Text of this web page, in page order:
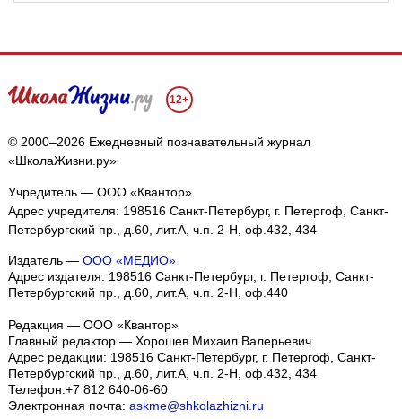
12+
© 2000–2026 Ежедневный познавательный журнал
«ШколаЖизни.ру»
Учредитель — ООО «Квантор»
Адрес учредителя: 198516 Санкт-Петербург, г. Петергоф, Санкт-
Петербургский пр., д.60, лит.А, ч.п. 2-Н, оф.432, 434
Издатель — ООО «МЕДИО»
Адрес издателя: 198516 Санкт-Петербург, г. Петергоф, Санкт-
Петербургский пр., д.60, лит.А, ч.п. 2-Н, оф.440
Редакция — ООО «Квантор»
Главный редактор — Хорошев Михаил Валерьевич
Адрес редакции: 198516 Санкт-Петербург, г. Петергоф Санкт-
Петербургский пр., д.60, лит.А, ч.п. 2-Н, оф.432, 434
Телефон:+7 812 640-06-60
Электронная почта: askme@shkolazhizni.ru